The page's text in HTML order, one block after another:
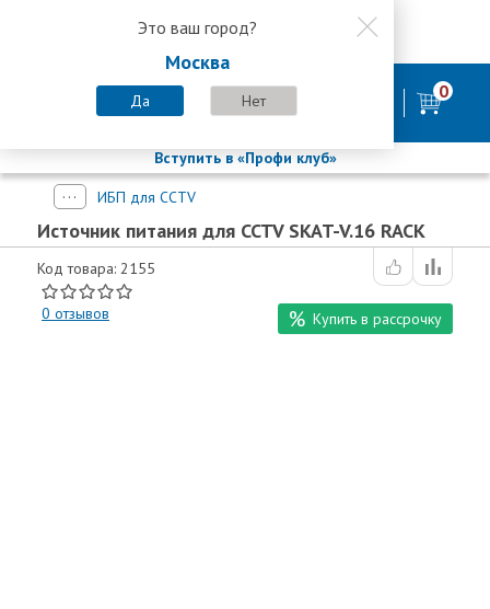
8 800 200-58-35
Это ваш город?
Москва
Да Нет
8 (800) 200-58-35
Пн-Пт с 9:00-18:00. Сб. Вс - выходной 0
Вступить в «Профи клуб»
ИБП для CCTV
Источник питания для CCTV SKAT-V.16 RACK
Код товара: 2155
0 отзывов Купить в рассрочку